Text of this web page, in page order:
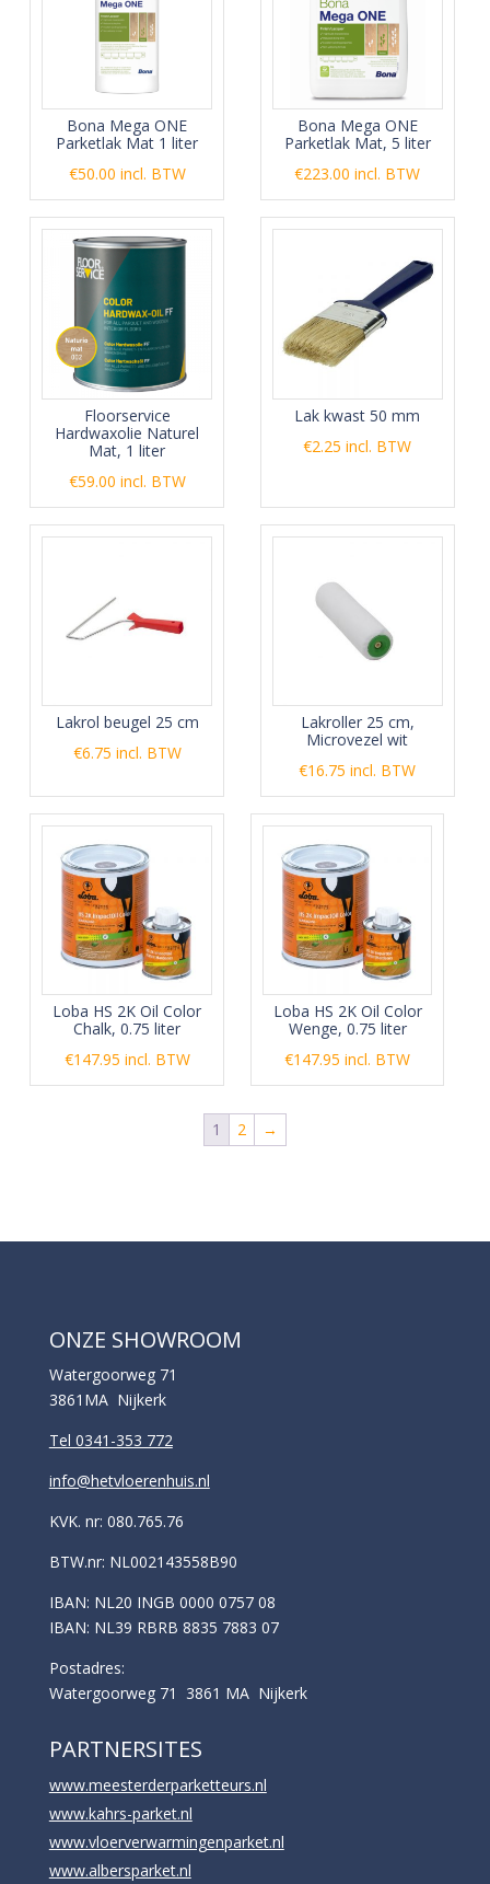
Bona Mega ONE
Parketlak Mat 1 liter
€50.00 incl. BTW
Bona Mega ONE
Parketlak Mat, 5 liter
€223.00 incl. BTW
Floorservice
Hardwaxolie Naturel
Mat, 1 liter
€59.00 incl. BTW
Lak kwast 50 mm
€2.25 incl. BTW
Lakrol beugel 25 cm
€6.75 incl. BTW
Lakroller 25 cm,
Microvezel wit
€16.75 incl. BTW
Loba HS 2K Oil Color
Chalk, 0.75 liter
€147.95 incl. BTW
Loba HS 2K Oil Color
Wenge, 0.75 liter
€147.95 incl. BTW
1 2 →
ONZE SHOWROOM
Watergoorweg 71
3861MA Nijkerk
Tel 0341-353 772
info@hetvloerenhuis.nl
KVK. nr: 080.765.76
BTW.nr: NL002143558B90
IBAN: NL20 INGB 0000 0757 08
IBAN: NL39 RBRB 8835 7883 07
Postadres:
Watergoorweg 71 3861 MA Nijkerk
PARTNERSITES
www.meesterderparketteurs.nl
www.kahrs-parket.nl
www.vloerverwarmingenparket.nl
www.albersparket.nl